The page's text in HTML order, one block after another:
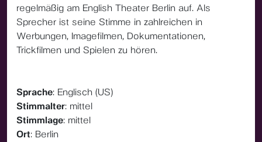
regelmäßig am English Theater Berlin auf. Als
Sprecher ist seine Stimme in zahlreichen in
Werbungen, Imagefilmen, Dokumentationen,
Trickfilmen und Spielen zu hören.
Sprache: Englisch (US)
Stimmalter: mittel
Stimmlage: mittel
Ort: Berlin